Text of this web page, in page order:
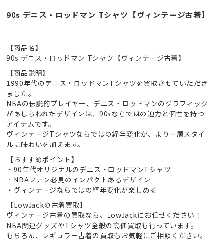
90s デニス・ロッドマン Tシャツ【ヴィンテージ古着】
【商品名】
90s デニス・ロッドマン Tシャツ【ヴィンテージ古着】
【商品説明】
1990年代のデニス・ロッドマンTシャツを買取させていただき
ました。
NBAの伝説的プレイヤー、デニス・ロッドマンのグラフィック
があしらわれたデザインは、90sならではの迫力と個性を持つ
アイテムです。
ヴィンテージTシャツならではの経年変化が、より一層スタイ
ルに味わいを加えます。
【おすすめポイント】
・90年代オリジナルのデニス・ロッドマンTシャツ
・NBAファン必見のインパクトあるデザイン
・ヴィンテージならではの経年変化が楽しめる
【LowJackの古着買取】
ヴィンテージ古着の買取なら、LowJackにお任せください！
NBA関連グッズやTシャツ全般の高価買取も行っています。
もちろん、レギュラー古着の買取もお気軽にご相談ください。